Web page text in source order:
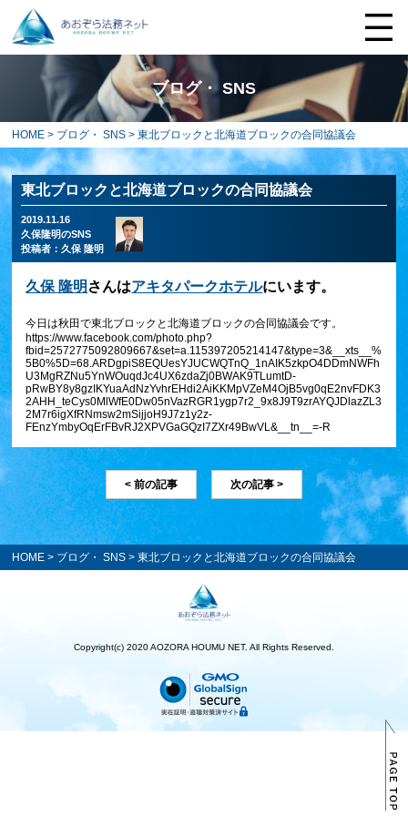
ブログ・ SNS
HOME > ブログ・ SNS > 東北ブロックと北海道ブロックの合同協議会
東北ブロックと北海道ブロックの合同協議会
2019.11.16
久保隆明のSNS
投稿者：久保 隆明
久保 隆明 さんはアキタパークホテルにいます。
今日は秋田で東北ブロックと北海道ブロックの合同協議会です。
https://www.facebook.com/photo.php?
fbid=2572775092809667&set=a.115397205214147&type=3&__xts__%
5B0%5D=68.ARDgpiS8EQUesYJUCWQTnQ_1nAIK5zkpO4DDmNWFh
U3MgRZNu5YnWOuqdJc4UX6zdaZj0BWAK9TLumtD-
pRwBY8y8gzIKYuaAdNzYvhrEHdi2AiKKMpVZeM4OjB5vg0qE2nvFDK3
2AHH_teCys0MlWfE0Dw05nVazRGR1ygp7r2_9x8J9T9zrAYQJDlazZL3
2M7r6igXfRNmsw2mSijjoH9J7z1y2z-
FEnzYmbyOqErFBvRJ2XPVGaGQzI7ZXr49BwVL&__tn__=-R
< 前の記事 次の記事 >
HOME > ブログ・ SNS > 東北ブロックと北海道ブロックの合同協議会
Copyright(c) 2020 AOZORA HOUMU NET. All Rights Reserved.